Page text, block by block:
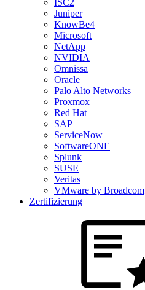
ISC2
Juniper
KnowBe4
Microsoft
NetApp
NVIDIA
Omnissa
Oracle
Palo Alto Networks
Proxmox
Red Hat
SAP
ServiceNow
SoftwareONE
Splunk
SUSE
Veritas
VMware by Broadcom
Zertifizierung